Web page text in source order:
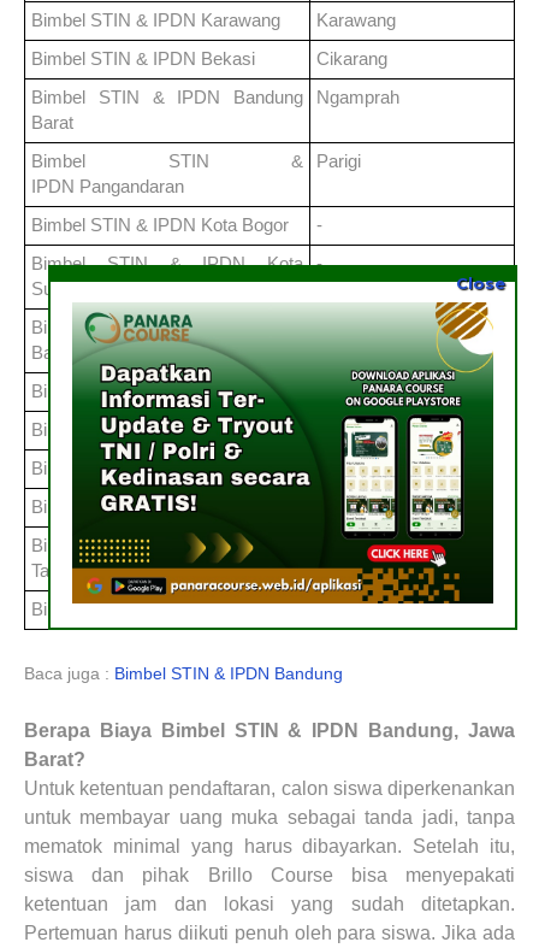
Bimbel STIN & IPDN Karawang
Karawang
Bimbel STIN & IPDN Bekasi
Cikarang
Bimbel STIN & IPDN
Bandung
Barat
Ngamprah
Bimbel STIN &
IPDN Pangandaran
Parigi
Bimbel STIN & IPDN Kota Bogor
-
Bimbel STIN & IPDNKota
Sukabumi
-
Bimbel STIN & IPDNKota
Bandung
-
Bimbel STIN & IPDNKota Cirebon
-
Bimbel STIN & IPDNKota Bekasi
Bimbel STIN & IPDNKota Depok
Bimbel STIN & IPDN
Bimbel STIN & IPDN
Tasikmalaya
Bimbel STIN & IPDNKota Banjar -
Baca juga : Bimbel STIN & IPDN Bandung
Berapa Biaya Bimbel STIN & IPDN
Bandung, Jawa
Barat?
Untuk ketentuan pendaftaran, calon siswa diperkenankan
untuk membayar uang muka sebagai tanda jadi, tanpa
mematok minimal yang harus dibayarkan. Setelah itu,
siswa dan pihak Brillo Course bisa menyepakati
ketentuan jam dan lokasi yang sudah ditetapkan.
Pertemuan harus diikuti penuh oleh para siswa. Jika ada
Close